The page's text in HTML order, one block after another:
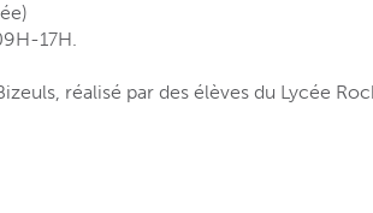
17H.
réalisé par des élèves du Lycée